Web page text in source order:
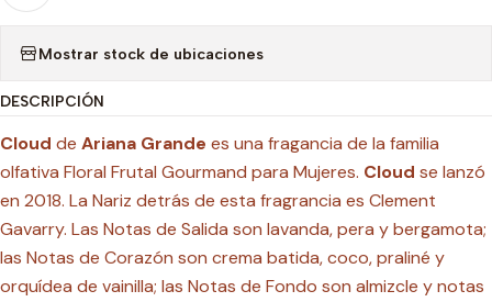
Mostrar stock de ubicaciones
DESCRIPCIÓN
Cloud de Ariana Grande es una fragancia de la familia
olfativa Floral Frutal Gourmand para Mujeres. Cloud se lanzó
en 2018. La Nariz detrás de esta fragrancia es Clement
Gavarry. Las Notas de Salida son lavanda, pera y bergamota;
las Notas de Corazón son crema batida, coco, praliné y
orquídea de vainilla; las Notas de Fondo son almizcle y notas